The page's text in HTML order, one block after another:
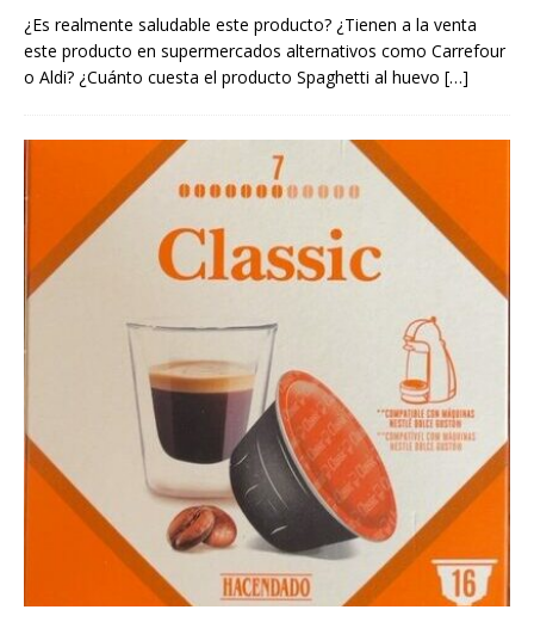
¿Es realmente saludable este producto? ¿Tienen a la venta
este producto en supermercados alternativos como Carrefour
o Aldi? ¿Cuánto cuesta el producto Spaghetti al huevo […]